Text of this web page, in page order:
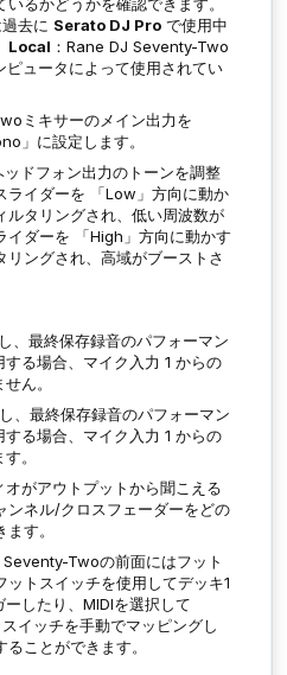
去に Serato DJ Pro で使用中
Local ：Rane DJ Seventy-Two
ピュータによって使用されてい
ミキサーのメイン出力を
」に設定します。
ッドフォン出力のトーンを調整
ライダーを 「Low」方向に動か
ルタリングされ、低い周波数が
イダーを 「High」方向に動かす
リングされ、高域がブーストさ
、最終保存録音のパフォーマン
する場合、マイク入力 1 からの
ん。
、最終保存録音のパフォーマン
する場合、マイク入力 1 からの
。
オがアウトプットから聞こえる
ンネル/クロスフェーダーをどの
す。
Twoの前面にはフット
ットスイッチを使用してデッキ1
したり、MIDIを選択して
イッチを手動でマッピングし
ことができます。